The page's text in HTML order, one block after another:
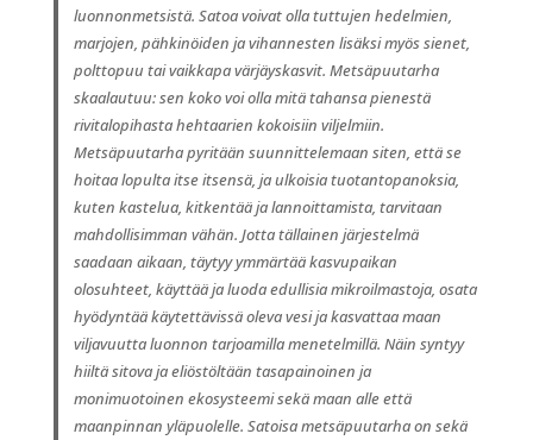
luonnonmetsistä. Satoa voivat olla tuttujen hedelmien,
marjojen, pähkinöiden ja vihannesten lisäksi myös sienet,
polttopuu tai vaikkapa värjäyskasvit. Metsäpuutarha
skaalautuu: sen koko voi olla mitä tahansa pienestä
rivitalopihasta hehtaarien kokoisiin viljelmiin.
Metsäpuutarha pyritään suunnittelemaan siten, että se
hoitaa lopulta itse itsensä, ja ulkoisia tuotantopanoksia,
kuten kastelua, kitkentää ja lannoittamista, tarvitaan
mahdollisimman vähän. Jotta tällainen järjestelmä
saadaan aikaan, täytyy ymmärtää kasvupaikan
olosuhteet, käyttää ja luoda edullisia mikroilmastoja, osata
hyödyntää käytettävissä oleva vesi ja kasvattaa maan
viljavuutta luonnon tarjoamilla menetelmillä. Näin syntyy
hiiltä sitova ja eliöstöltään tasapainoinen ja
monimuotoinen ekosysteemi sekä maan alle että
maanpinnan yläpuolelle. Satoisa metsäpuutarha on sekä